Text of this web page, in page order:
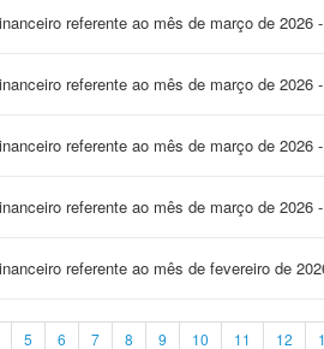
referente ao mês de março de 2026
referente ao mês de março de
referente ao mês de março de
referente ao mês de março de 2026
referente ao mês de fevereiro de
5 6 7 8 9 10 11 12